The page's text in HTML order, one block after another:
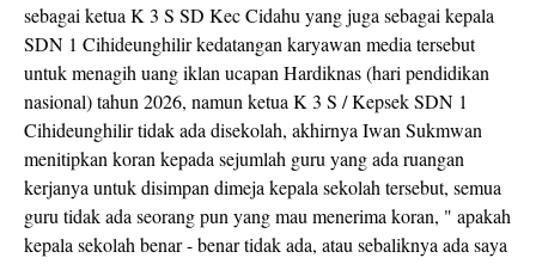
sebagai ketua K 3 S SD Kec Cidahu yang juga sebagai kepala
SDN 1 Cihideunghilir kedatangan karyawan media tersebut
untuk menagih uang iklan ucapan Hardiknas (hari pendidikan
nasional) tahun 2026, namun ketua K 3 S / Kepsek SDN 1
Cihideunghilir tidak ada disekolah, akhirnya Iwan Sukmwan
menitipkan koran kepada sejumlah guru yang ada ruangan
kerjanya untuk disimpan dimeja kepala sekolah tersebut, semua
guru tidak ada seorang pun yang mau menerima koran, " apakah
kepala sekolah benar - benar tidak ada, atau sebaliknya ada saya